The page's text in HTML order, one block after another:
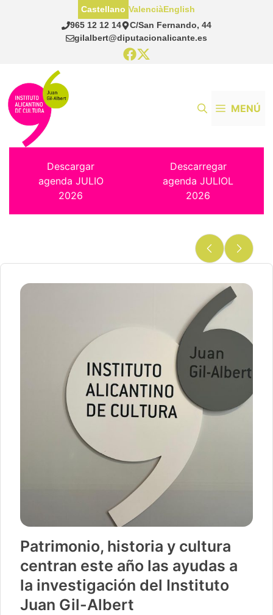
965 12 12 14
C/San Fernando, 44
gilalbert@diputacionalicante.es
Castellano ValenciàEnglish
MENÚ
Descargar
agenda JULIO
2026
Descarregar
agenda JULIOL
2026
Patrimonio, historia y cultura
centran este año las ayudas a
la investigación del Instituto
Juan Gil-Albert